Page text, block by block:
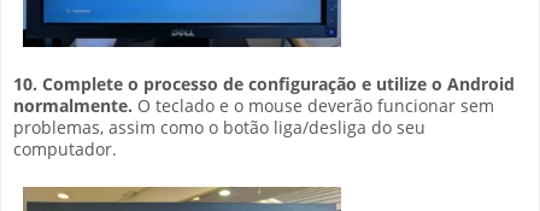
10. Complete o processo de configuração e utilize o Android
normalmente. O teclado e o mouse deverão funcionar sem
problemas, assim como o botão liga/desliga do seu
computador.